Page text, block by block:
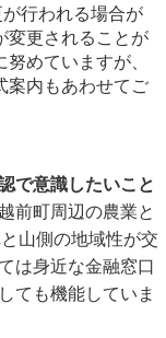
行われる場合が
変更されることが
めていますが、
案内もあわせてご
で意識したいこと
前町周辺の農業と
山側の地域性が交
は身近な金融窓口
ても機能していま